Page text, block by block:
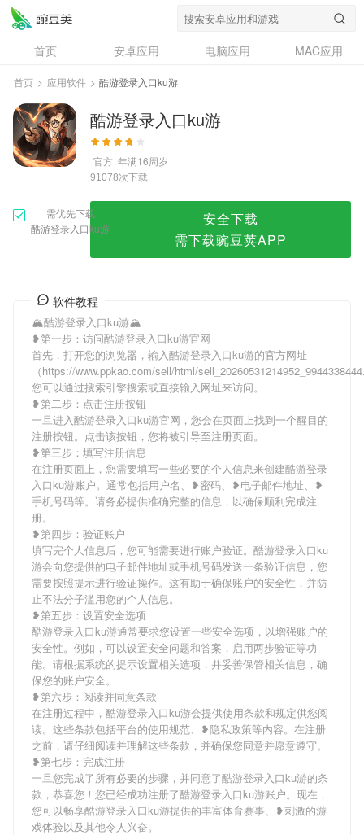
首页 安卓应用 电脑应用
MAC应用
资讯
专题
问答
首页 > 应用软件 > 酷游登录入口ku游
酷游登录入口ku游
官方 年满16周岁
91078次下载
需优先下载
酷游登录入口ku游
安全下载
需下载豌豆荚APP
软件教程
🏔酷游登录入口ku游🏔
❥第一步：访问酷游登录入口ku游官网
首先，打开您的浏览器，输入酷游登录入口ku游的官方网址
（https://www.ppkao.com/sell/html/
您可以通过搜索引擎搜索或直接输入网址来访问。
❥第二步：点击注册按钮
一旦进入酷游登录入口ku游官网，您会在页面上找到一个醒目的
注册按钮。点击该按钮，您将被引导至注册页面。
❥第三步：填写注册信息
在注册页面上，您需要填写一些必要的个人信息来创建酷游登录
入口ku游账户。通常包括用户名、❥密码、❥电子邮件地址、❥
手机号码等。请务必提供准确完整的信息，以确保顺利完成注
册。
❥第四步：验证账户
填写完个人信息后，您可能需要进行账户验证。酷游登录入口ku
游会向您提供的电子邮件地址或手机号码发送一条验证信息，您
需要按照提示进行验证操作。这有助于确保账户的安全性，并防
止不法分子滥用您的个人信息。
❥第五步：设置安全选项
酷游登录入口ku游通常要求您设置一些安全选项，以增强账户的
安全性。例如，可以设置安全问题和答案，启用两步验证等功
能。请根据系统的提示设置相关选项，并妥善保管相关信息，确
保您的账户安全。
❥第六步：阅读并同意条款
在注册过程中，酷游登录入口ku游会提供使用条款和规定供您阅
读。这些条款包括平台的使用规范、❥隐私政策等内容。在注册
之前，请仔细阅读并理解这些条款，并确保您同意并愿意遵守。
❥第七步：完成注册
一旦您完成了所有必要的步骤，并同意了酷游登录入口ku游的条
款，恭喜您！您已经成功注册了酷游登录入口ku游账户。现在，
您可以畅享酷游登录入口ku游提供的丰富体育赛事、❥刺激的游
戏体验以及其他令人兴奋。